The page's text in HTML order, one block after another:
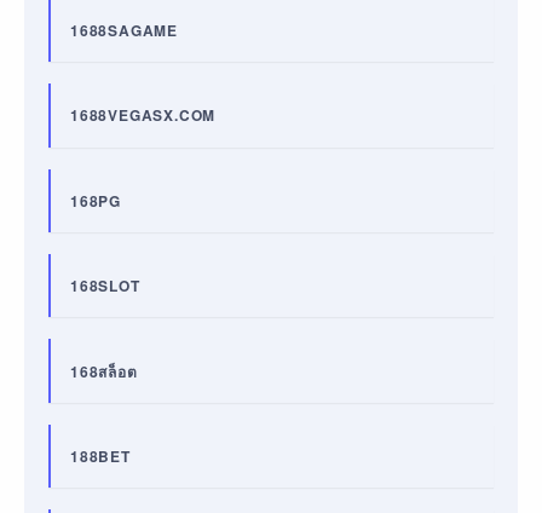
1688SAGAME
1688VEGASX.COM
168PG
168SLOT
168สล็อต
188BET